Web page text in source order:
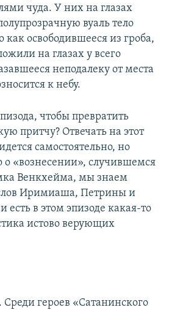
чуда. У них на глазах
вуаль тело
как освободившееся из гроба,
на глазах у всего
неподалеку от места
к небу.
чтобы превратить
притчу? Отвечать на этот
самостоятельно, но
«вознесении», случившемся
Венкхейма, мы знаем
Иримиаша, Петрины и
есть в этом эпизоде какая-то
истово верующих
героев «Сатанинского